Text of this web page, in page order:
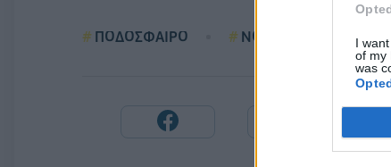
I
of my
was
ΠΟΔΟΣΦΑΙΡΟ ΝΟΜΟΘΕΤΙΚΗ